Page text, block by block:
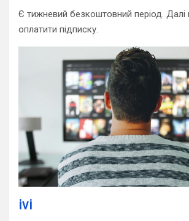
Є тижневий безкоштовний період. Далі
оплатити підписку.
ivi